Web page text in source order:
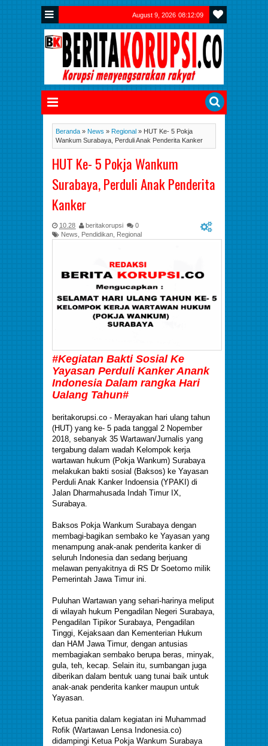
August 9, 2026 08:12:10
Beranda » News » Regional » HUT Ke- 5 Pokja
Wankum Surabaya, Perduli Anak Penderita Kanker
HUT Ke- 5 Pokja Wankum
Surabaya, Perduli Anak Penderita
Kanker
10.28 beritakorupsi
0
News
Pendidikan Regional
#Kegiatan Bakti Sosial Ke
Yayasan Perduli Kanker Anank
Indonesia Dalam rangka Hari
Ualang Tahun#
beritakorupsi.co - Merayakan hari ulang tahun
(HUT) yang ke- 5 pada tanggal 2 Nopember
2018, sebanyak 35 Wartawan/Jurnalis yang
tergabung dalam wadah Kelompok kerja
wartawan hukum (Pokja Wankum) Surabaya
melakukan bakti sosial (Baksos) ke Yayasan
Perduli Anak Kanker Indoensia (YPAKI) di
Jalan Dharmahusada Indah Timur IX,
Surabaya.
Baksos Pokja Wankum Surabaya dengan
membagi-bagikan sembako ke Yayasan yang
menampung anak-anak penderita kanker di
seluruh Indonesia dan sedang berjuang
melawan penyakitnya di RS Dr Soetomo milik
Pemerintah Jawa Timur ini.
Puluhan Wartawan yang sehari-harinya meliput
di wilayah hukum Pengadilan Negeri Surabaya,
Pengadilan Tipikor Surabaya, Pengadilan
Tinggi, Kejaksaan dan Kementerian Hukum
dan HAM Jawa Timur, dengan antusias
membagiakan sembako berupa beras, minyak,
gula, teh, kecap. Selain itu, sumbangan juga
diberikan dalam bentuk uang tunai baik untuk
anak-anak penderita kanker maupun untuk
Yayasan.
Ketua panitia dalam kegiatan ini Muhammad
Rofik (Wartawan Lensa Indonesia.co)
didampingi Ketua Pokja Wankum Surabaya